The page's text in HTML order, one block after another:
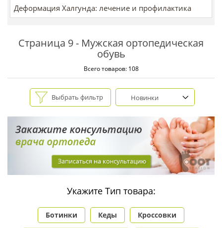
Деформация Халгунда: лечение и профилактика
Страница 9 - Мужская ортопедическая
обувь
Всего товаров: 108
Выбрать фильтр Новинки
Укажите Тип товара:
Ботинки Кеды Кроссовки